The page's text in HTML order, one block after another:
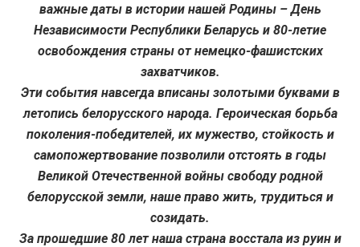
важные даты в истории нашей Родины – День
Независимости Республики Беларусь и 80-летие
освобождения страны от немецко-фашистских
захватчиков.
Эти события навсегда вписаны золотыми буквами в
летопись белорусского народа. Героическая борьба
поколения-победителей, их мужество, стойкость и
самопожертвование позволили отстоять в годы
Великой Отечественной войны свободу родной
белорусской земли, наше право жить, трудиться и
созидать.
За прошедшие 80 лет наша страна восстала из руин и